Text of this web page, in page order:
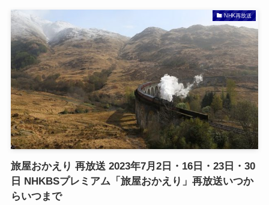
NHK再放送
旅屋おかえり 再放送 2023年7月2日・16日・23日・30
日 NHKBSプレミアム「旅屋おかえり」再放送いつか
らいつまで